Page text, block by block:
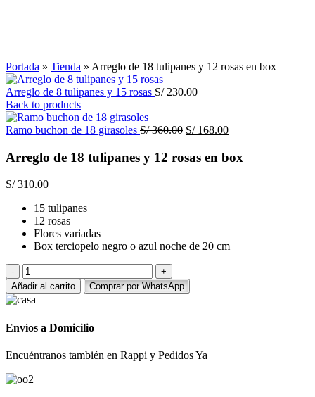
Portada » Tienda » Arreglo de 18 tulipanes y 12 rosas en box
Arreglo de 8 tulipanes y 15 rosas S/230.00
Back to products
Ramo buchon de 18 girasoles S/360.00 El
original
S/168.00El
actual
Arreglo de 18 tulipanes y 12 rosas en box
S/310.00
15 tulipanes
12 rosas
Flores variadas
Box terciopelo negro o azul noche de 20 cm
Arreglo
de
18
tulipanes
12
en
cantidad
Añadir al carrito Comprar por WhatsApp
Envíos a Domicilio
Encuéntranos también en Rappi y Pedidos Ya